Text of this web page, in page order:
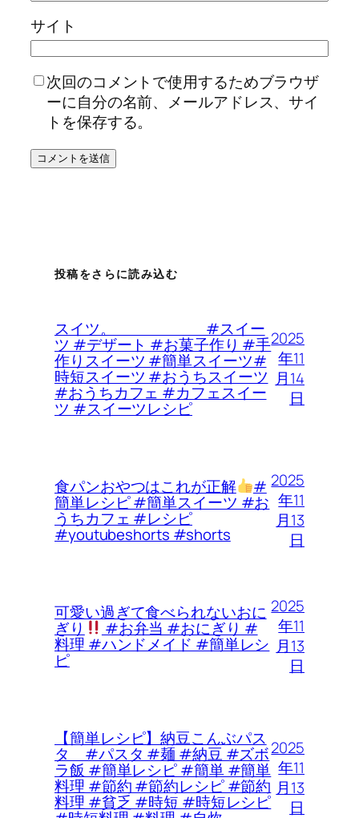
サイト
次回のコメントで使用するためブラウザ
ーに自分の名前、メールアドレス、サイ
トを保存する。
投稿をさらに読み込む
スイツ。 #スイー
ツ #デザート #お菓子作り #手
作りスイーツ #簡単スイーツ#
時短スイーツ #おうちスイーツ
#おうちカフェ #カフェスイー
ツ #スイーツレシピ
2025
年11
月14
日
食パンおやつはこれが正解 #
簡単レシピ #簡単スイーツ #お
うちカフェ #レシピ
#youtubeshorts #shorts
2025
年11
月13
日
可愛い過ぎて食べられないおに
ぎり #お弁当 #おにぎり #
料理 #ハンドメイド #簡単レシ
ピ
2025
年11
月13
日
【簡単レシピ】納豆こんぶパス
タ #パスタ #麺 #納豆 #ズボ
ラ飯 #簡単レシピ #簡単 #簡単
料理 #節約 #節約レシピ #節約
料理 #貧乏 #時短 #時短レシピ
2025
年11
月13
日